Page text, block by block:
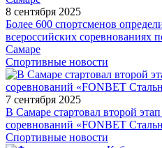
8 сентября 2025
Более 600 спортсменов
всероссийских соревнованиях
Самаре
Спортивные новости
7 сентября 2025
В Самаре стартовал второй
соревнований «FONBET
Спортивные новости